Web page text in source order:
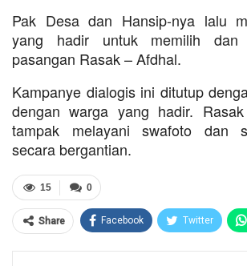
Pak Desa dan Hansip-nya lalu
yang hadir untuk memilih dan
pasangan Rasak – Afdhal.
Kampanye dialogis ini ditutup
dengan warga yang hadir.
tampak melayani swafoto dan
secara bergantian.
0
15
Share Facebook Twitter